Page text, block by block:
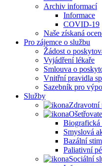
Archiv informací
Informace
COVID-19
Naše získaná
Pro zájemce o službu
Žádost o
Vyjádření lékaře
Smlouva o
Vnitřní pravidla
Sazebník pro
Služby
Zdravotní
Biografická
Smyslová
Bazální
Paliativní
Sociální